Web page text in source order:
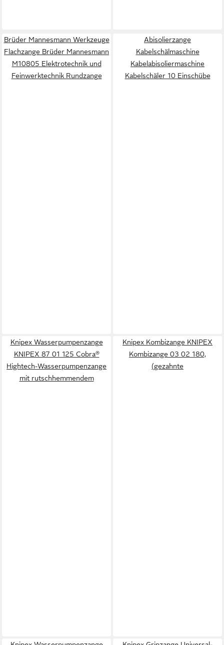
Brüder Mannesmann Werkzeuge
Flachzange Brüder Mannesmann
M10805 Elektrotechnik und
Feinwerktechnik Rundzange
Abisolierzange
Kabelschälmaschine
Kabelabisoliermaschine
Kabelschäler 10 Einschübe
Knipex Wasserpumpenzange
KNIPEX 87 01 125 Cobra®
Hightech-Wasserpumpenzange
mit rutschhemmendem
Knipex Kombizange KNIPEX
Kombizange 03 02 180,
(gezahnte